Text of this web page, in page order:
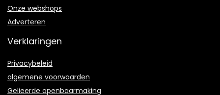
Onze webshops
Adverteren
Verklaringen
Privacybeleid
algemene voorwaarden
Gelieerde openbaarmaking